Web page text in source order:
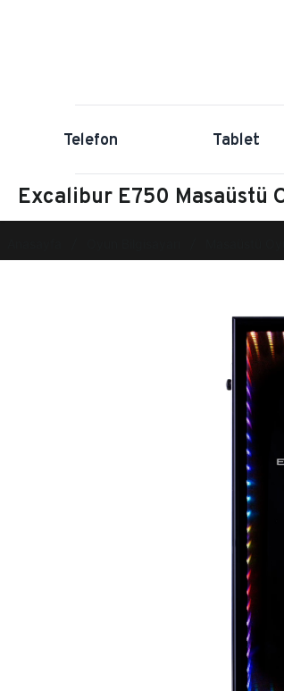
Telefon Tablet
Excalibur E750 Masaüstü